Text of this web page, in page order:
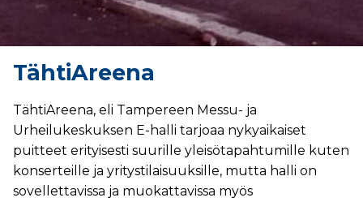
TähtiAreena
TähtiAreena, eli Tampereen Messu- ja
Urheilukeskuksen E-halli tarjoaa nykyaikaiset
puitteet erityisesti suurille yleisötapahtumille kuten
konserteille ja yritystilaisuuksille, mutta halli on
sovellettavissa ja muokattavissa myös